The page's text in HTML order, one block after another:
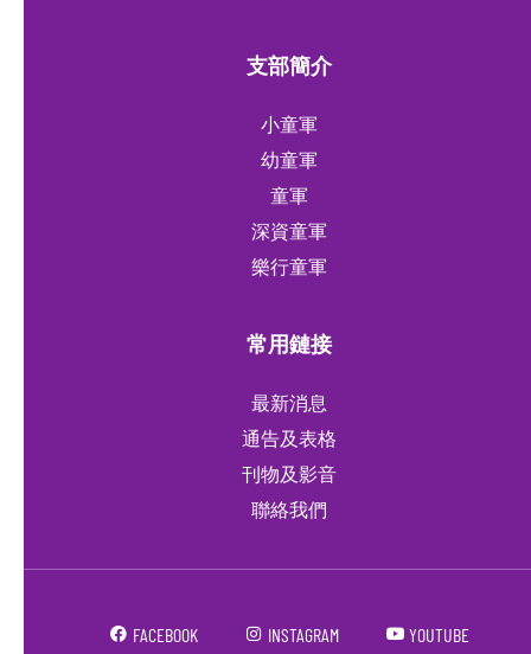
支部簡介
小童軍
幼童軍
童軍
深資童軍
樂行童軍
常用鏈接
最新消息
通告及表格
刊物及影音
聯絡我們
FACEBOOK INSTAGRAM YOUTUBE